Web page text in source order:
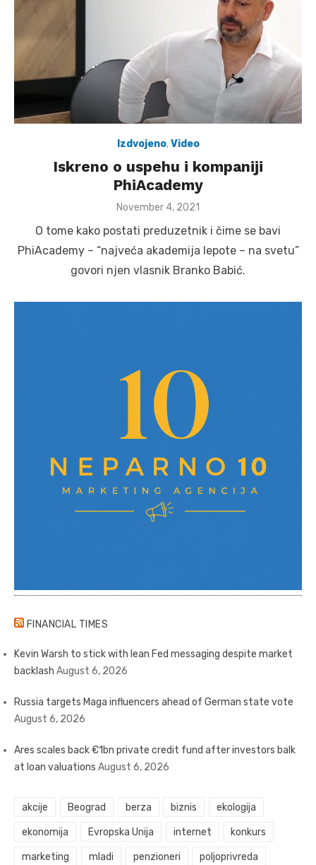
Izdvojeno,Video
Iskreno o uspehu i kompaniji
PhiAcademy
Posted
November 4, 2021
O tome kako postati preduzetnik i čime se bavi
PhiAcademy – “najveća akademija lepote – na svetu”
govori njen vlasnik Branko Babić.
FINANCIAL TIMES
Kevin Warsh to stick with lean Fed messaging despite market
backlash August 6, 2026
Russia targets Maga influencers ahead of German state vote
August 6, 2026
Ares scales back €1bn private credit fund after investors balk
at loan valuations August 6, 2026
akcije Beograd berza biznis ekologija
ekonomija Evropska Unija internet konkurs
marketing mladi penzioneri poljoprivreda